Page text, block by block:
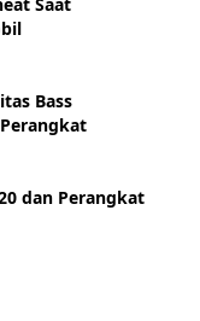
Bass
dan Perangkat